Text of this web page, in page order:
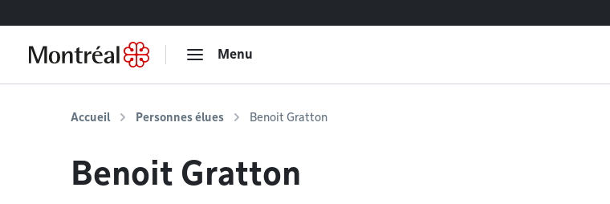
Menu
Accueil Personnes élues Benoit Gratton
Benoit Gratton